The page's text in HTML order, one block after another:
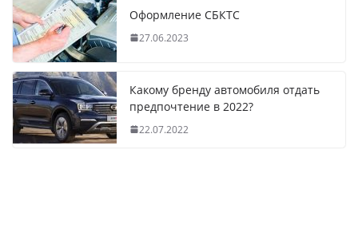
Оформление СБКТС
27.06.2023
Какому бренду автомобиля отдать
предпочтение в 2022?
22.07.2022